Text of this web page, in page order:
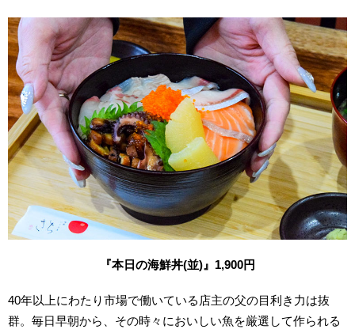
『本日の海鮮丼(並) 』 1,900円
40年以上にわたり市場で働いている店主の父の目利き力は抜
群。毎日早朝から、その時々においしい魚を厳選して作られる